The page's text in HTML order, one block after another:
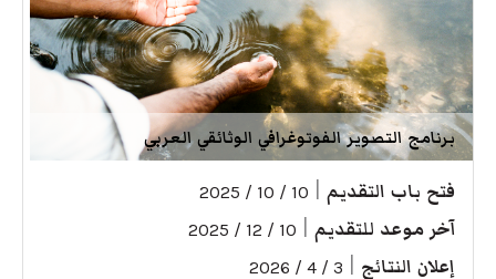
برنامج التصوير الفوتوغرافي الوثائقي العربي
فتح باب التقديم 10 / 10 / 2025
آخر موعد للتقديم 10 / 12 / 2025
إعلان النتائج 3 / 4 / 2026